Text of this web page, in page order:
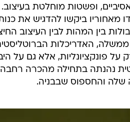
ופשטות מוחלטת
מאחוריו ביקשו להדגיש את
בין המהות לבין העיצוב
ממשלה, האדריכלות
פונקציונליות, אלא גם על
נהנתה בתחילה מהכרה
והחספוס שבבניה.